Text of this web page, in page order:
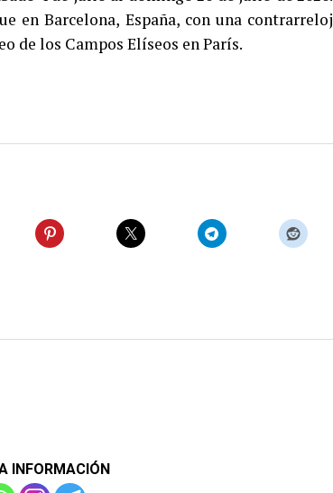
en Barcelona, España, con una contrarreloj
de los Campos Elíseos en París.
INFORMACIÓN